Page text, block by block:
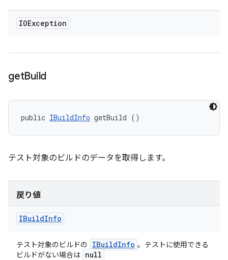
IOException
getBuild
public IBuildInfo getBuild ()
テスト対象のビルドのデータを取得します。
戻り値
IBuildInfo
テスト対象のビルドの IBuildInfo 。テストに使用できる
ビルドがない場合は null